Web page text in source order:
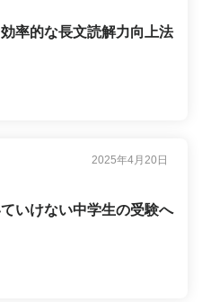
率的な長文読解力向上法
2025年4月20日
いけない中学生の受験へ